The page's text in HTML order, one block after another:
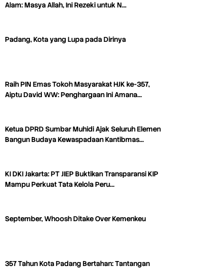
Alam: Masya Allah, Ini Rezeki untuk N…
Padang, Kota yang Lupa pada Dirinya
Raih PIN Emas Tokoh Masyarakat HJK ke-357,
Aiptu David WW: Penghargaan Ini Amana…
Ketua DPRD Sumbar Muhidi Ajak Seluruh Elemen
Bangun Budaya Kewaspadaan Kantibmas…
KI DKI Jakarta: PT JIEP Buktikan Transparansi KIP
Mampu Perkuat Tata Kelola Peru…
September, Whoosh Ditake Over Kemenkeu
357 Tahun Kota Padang Bertahan: Tantangan